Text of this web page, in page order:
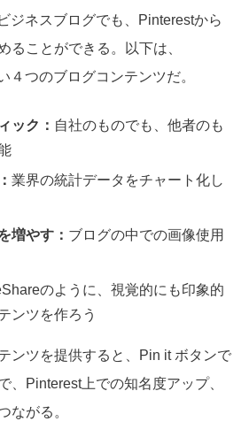
ジネスブログでも、Pinterestから
ることができる。以下は、
４つのブログコンテンツだ。
ック： 自社のものでも、他者のも
業界の統計データをチャート化し
増やす： ブログの中での画像使用
のように、視覚的にも印象的
ンツを作ろう
ンツを提供すると、Pin it ボタンで
、Pinterest上での知名度アップ、
ながる。